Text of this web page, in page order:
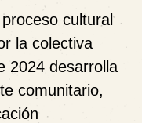
cultural
la colectiva
2024 desarrolla
comunitario,